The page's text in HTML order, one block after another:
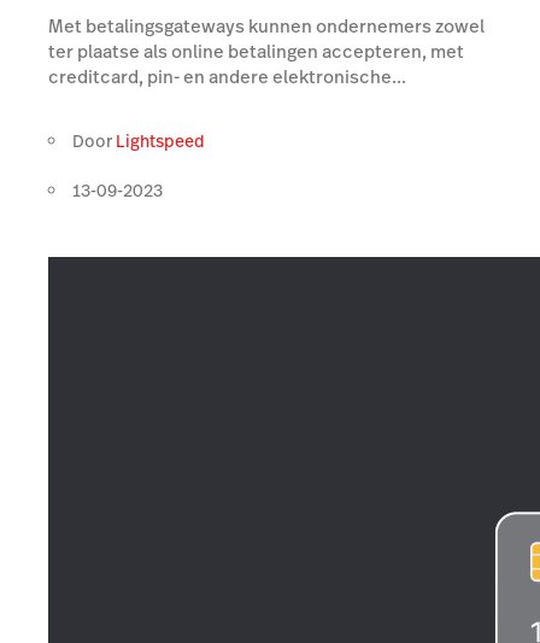
Met betalingsgateways kunnen ondernemers zowel
ter plaatse als online betalingen accepteren, met
creditcard, pin- en andere elektronische...
Door Lightspeed
13-09-2023